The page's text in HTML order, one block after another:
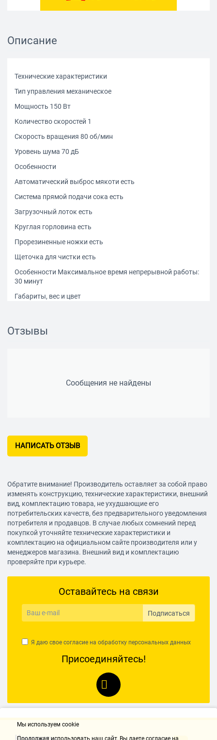
Описание
Технические характеристики
Тип управления механическое
Мощность 150 Вт
Количество скоростей 1
Скорость вращения 80 об/мин
Уровень шума 70 дБ
Особенности
Автоматический выброс мякоти есть
Система прямой подачи сока есть
Загрузочный лоток есть
Круглая горловина есть
Прорезиненные ножки есть
Щеточка для чистки есть
Особенности Максимальное время непрерывной работы:
30 минут
Габариты, вес и цвет
Отзывы
Сообщения не найдены
НАПИСАТЬ ОТЗЫВ
Обратите внимание! Производитель оставляет за собой право
изменять конструкцию, технические характеристики, внешний
вид, комплектацию товара, не ухудшающие его
потребительских качеств, без предварительного уведомления
потребителя и продавцов. В случае любых сомнений перед
покупкой уточняйте технические характеристики и
комплектацию на официальном сайте производителя или у
менеджеров магазина. Внешний вид и комплектацию
проверяйте при курьере.
Оставайтесь на связи
Подписаться
Я даю свое согласие на обработку персональных данных
Присоединяйтесь!
Мы используем cookie
Продолжая использовать наш cайт, Вы даете согласие на